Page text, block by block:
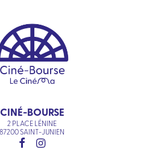
CINÉ-BOURSE
2 PLACE LÉNINE
87200 SAINT-JUNIEN